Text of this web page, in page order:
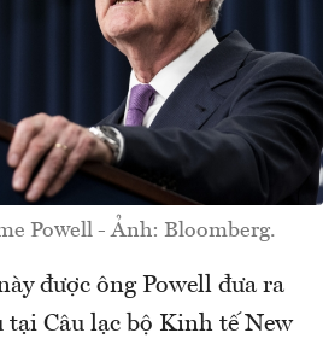
Powell - Ảnh: Bloomberg.
được ông Powell đưa ra
Câu lạc bộ Kinh tế New